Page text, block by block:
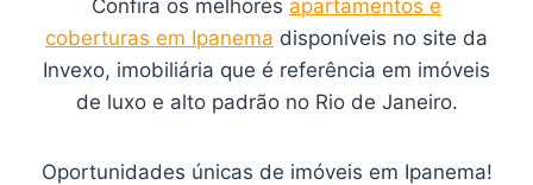
Confira os melhores apartamentos e
coberturas em Ipanema disponíveis no site da
Invexo, imobiliária que é referência em imóveis
de luxo e alto padrão no Rio de Janeiro.
Oportunidades únicas de imóveis em Ipanema!